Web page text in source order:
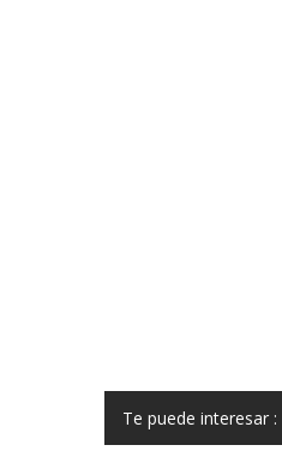
Te puede interesar :